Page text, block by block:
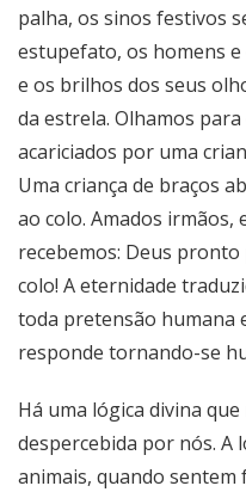
palha, os sinos festivos
estupefato, os homens
e os brilhos dos seus
da estrela. Olhamos
acariciados por uma
Uma criança de braços
ao colo. Amados irmãos,
recebemos: Deus
colo! A eternidade
toda pretensão humana
responde tornando-se
Há uma lógica divina
despercebida por nós. A
animais, quando